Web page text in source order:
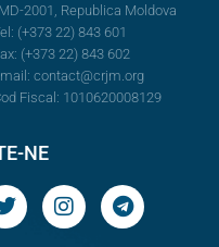
MD-2001, Republica Moldova
(+373 22) 843 601
(+373 22) 843 602
contact@crjm.org
Fiscal: 1010620008129
NE